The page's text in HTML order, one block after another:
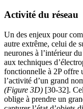
Activité du réseau
Un des enjeux pour
autre extrême, celui de
neurones à l’intérieur
aux techniques
fonctionnelle à 2P offre
l’activité d’un grand
(Figure 3D) [30-32].
oblige à prendre un